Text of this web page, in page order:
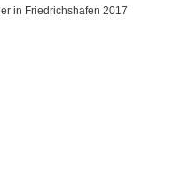
in Friedrichshafen 2017